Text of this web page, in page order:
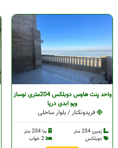
واحد پنت هاوس دوبلکس 204متری نوساز
ویو ابدی دریا
فریدونکنار / بلوار ساحلی
زمین 204 متر
بنا 204 متر
دوبلکس